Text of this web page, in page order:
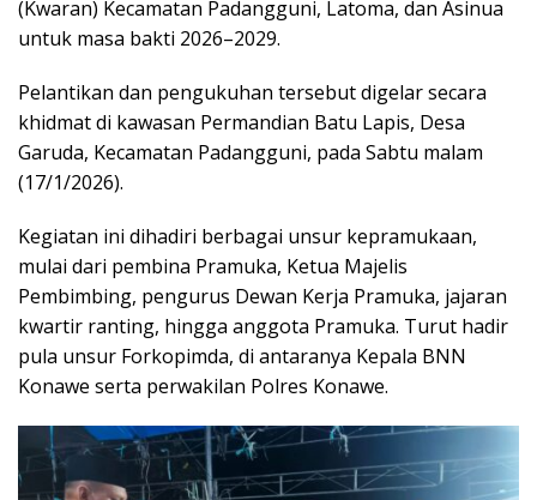
(Kwaran) Kecamatan Padangguni, Latoma, dan Asinua
untuk masa bakti 2026–2029.
Pelantikan dan pengukuhan tersebut digelar secara
khidmat di kawasan Permandian Batu Lapis, Desa
Garuda, Kecamatan Padangguni, pada Sabtu malam
(17/1/2026).
Kegiatan ini dihadiri berbagai unsur kepramukaan,
mulai dari pembina Pramuka, Ketua Majelis
Pembimbing, pengurus Dewan Kerja Pramuka, jajaran
kwartir ranting, hingga anggota Pramuka. Turut hadir
pula unsur Forkopimda, di antaranya Kepala BNN
Konawe serta perwakilan Polres Konawe.